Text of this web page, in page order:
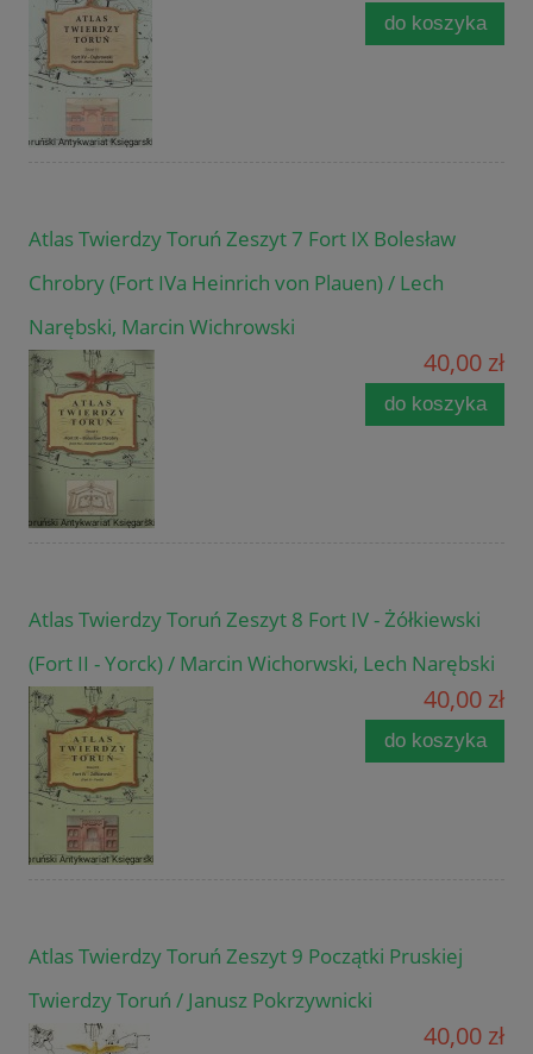
do koszyka
Atlas Twierdzy Toruń Zeszyt 7 Fort IX Bolesław
Chrobry (Fort IVa Heinrich von Plauen) / Lech
Narębski, Marcin Wichrowski
40,00 zł
do koszyka
Atlas Twierdzy Toruń Zeszyt 8 Fort IV - Żółkiewski
(Fort II - Yorck) / Marcin Wichorwski, Lech Narębski
40,00 zł
do koszyka
Atlas Twierdzy Toruń Zeszyt 9 Początki Pruskiej
Twierdzy Toruń / Janusz Pokrzywnicki
40,00 zł